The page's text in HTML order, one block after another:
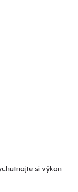
si výkon